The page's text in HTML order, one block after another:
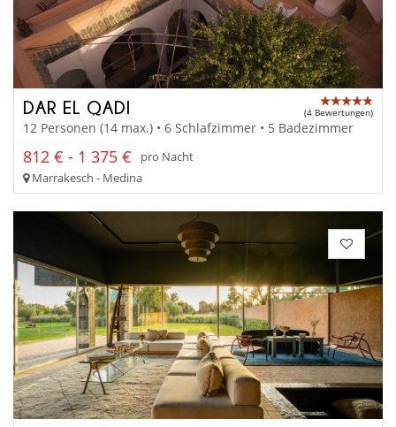
DAR EL QADI (4 Bewertungen)
12 Personen (14 max.) • 6 Schlafzimmer • 5 Badezimmer
812 € - 1 375 €
pro Nacht
Marrakesch - Medina